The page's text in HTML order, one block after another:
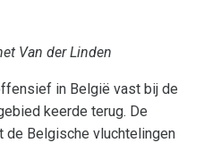
Van der Linden
in België vast bij de
keerde terug. De
Belgische vluchtelingen